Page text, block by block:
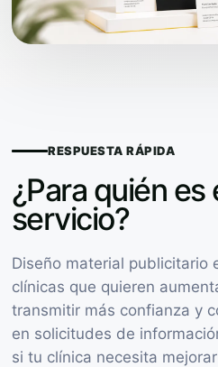
RESPUESTA RÁPIDA
¿Para quién es
servicio?
Diseño material publicitario
clínicas que quieren
transmitir más confianza y
en solicitudes de
si tu clínica necesita